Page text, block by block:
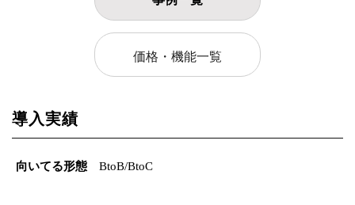
価格・機能一覧
導入実績
向いてる形態 BtoB/BtoC